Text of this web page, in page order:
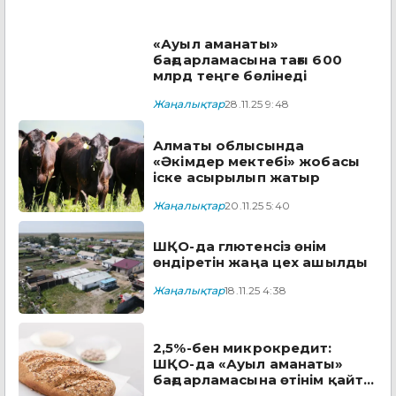
«Ауыл аманаты»
бағдарламасына тағы 600
млрд теңге бөлінеді
Жаңалықтар28.11.25 9:48
Алматы облысында
«Әкімдер мектебі» жобасы
іске асырылып жатыр
Жаңалықтар20.11.25 5:40
ШҚО-да глютенсіз өнім
өндіретін жаңа цех ашылды
Жаңалықтар18.11.25 4:38
2,5%-бен микрокредит:
ШҚО-да «Ауыл аманаты»
бағдарламасына өтінім қайта